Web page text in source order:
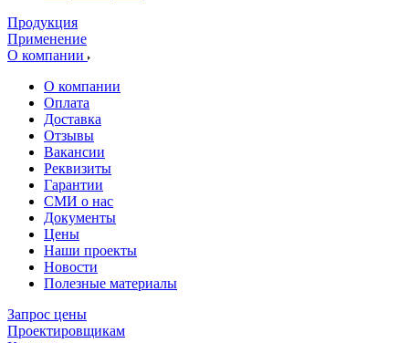
Продукция
Применение
О компании
О компании
Оплата
Доставка
Отзывы
Вакансии
Реквизиты
Гарантии
СМИ о нас
Документы
Цены
Наши проекты
Новости
Полезные материалы
Запрос цены
Проектировщикам